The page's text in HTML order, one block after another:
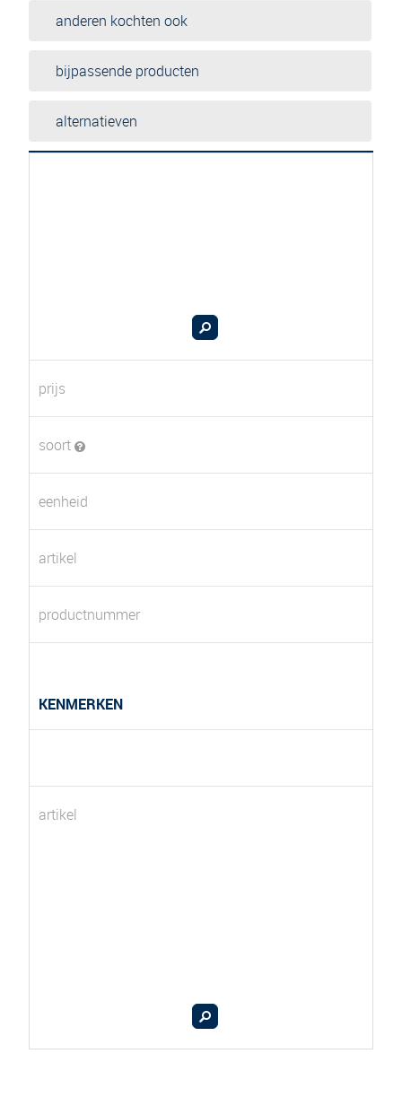
anderen kochten ook
bijpassende producten
alternatieven
prijs
soort
eenheid
artikel
productnummer
KENMERKEN
artikel